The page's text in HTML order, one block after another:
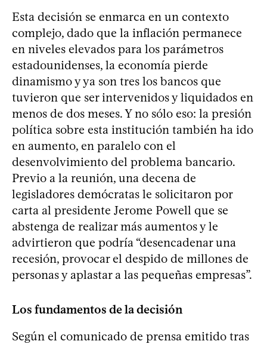
Esta decisión se enmarca en un contexto
complejo, dado que la inflación permanece
en niveles elevados para los parámetros
estadounidenses, la economía pierde
dinamismo y ya son tres los bancos que
tuvieron que ser intervenidos y liquidados en
menos de dos meses. Y no sólo eso: la presión
política sobre esta institución también ha ido
en aumento, en paralelo con el
desenvolvimiento del problema bancario.
Previo a la reunión, una decena de
legisladores demócratas le solicitaron por
carta al presidente Jerome Powell que se
abstenga de realizar más aumentos y le
advirtieron que podría “desencadenar una
recesión, provocar el despido de millones de
personas y aplastar a las pequeñas empresas”.
Los fundamentos de la decisión
Según el comunicado de prensa emitido tras